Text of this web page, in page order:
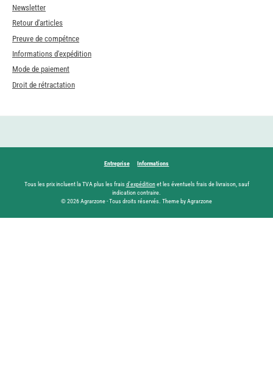
Newsletter
Retour d'articles
Preuve de compétnce
Informations d'expédition
Mode de paiement
Droit de rétractation
Entreprise Informations
Tous les prix incluent la TVA plus les frais d'expéditionet les éventuels frais de livraison, sauf
indication contraire.
© 2026 Agrarzone - Tous droits réservés. Theme by Agrarzone